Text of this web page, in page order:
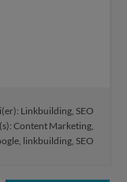
Linkbuilding, SEO
Content Marketing,
, linkbuilding, SEO